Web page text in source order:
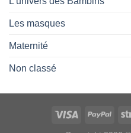
Les masques
Maternité
Non classé